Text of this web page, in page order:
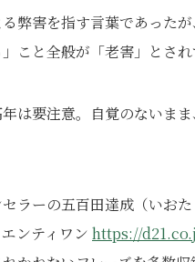
弊害を指す言葉であった
こと全般が「老害」とされ
は要注意。自覚のないま
ラーの五百田達成（いお
ンティワン https://